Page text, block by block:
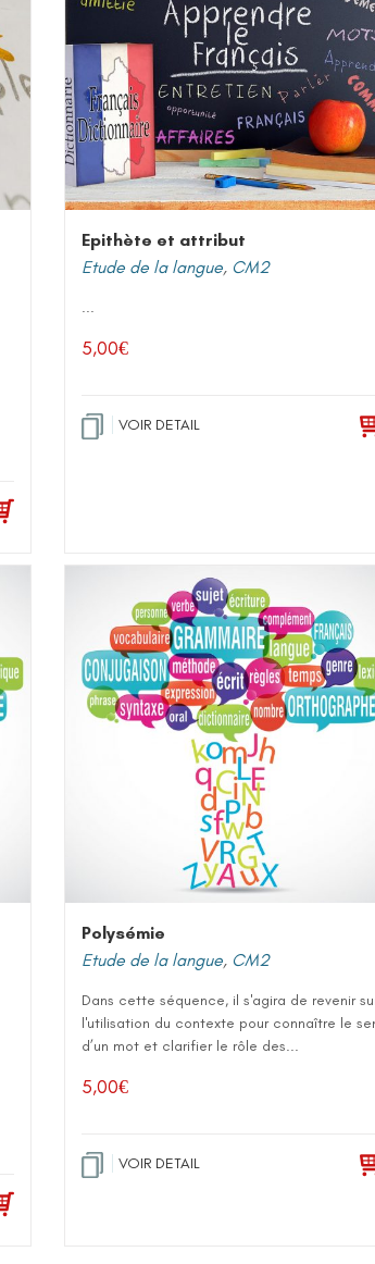
Epithète et attribut
Etude de la langue, CM2
...
5,00€
VOIR DETAIL
Polysémie
Etude de la langue, CM2
Dans cette séquence, il s'agira de revenir
l'utilisation du contexte pour connaître le
d’un mot et clarifier le rôle des...
5,00€
VOIR DETAIL